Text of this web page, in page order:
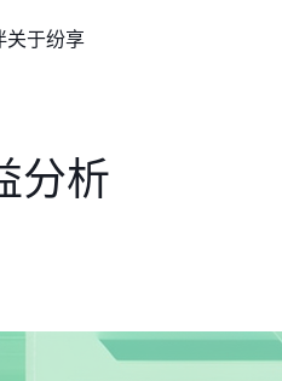
关于纷享
分析